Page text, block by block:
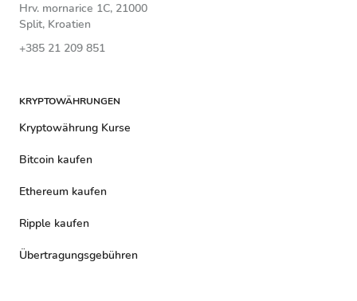
Hrv. mornarice 1C, 21000
Split, Kroatien
+385 21 209 851
KRYPTOWÄHRUNGEN
Kryptowährung Kurse
Bitcoin kaufen
Ethereum kaufen
Ripple kaufen
Übertragungsgebühren